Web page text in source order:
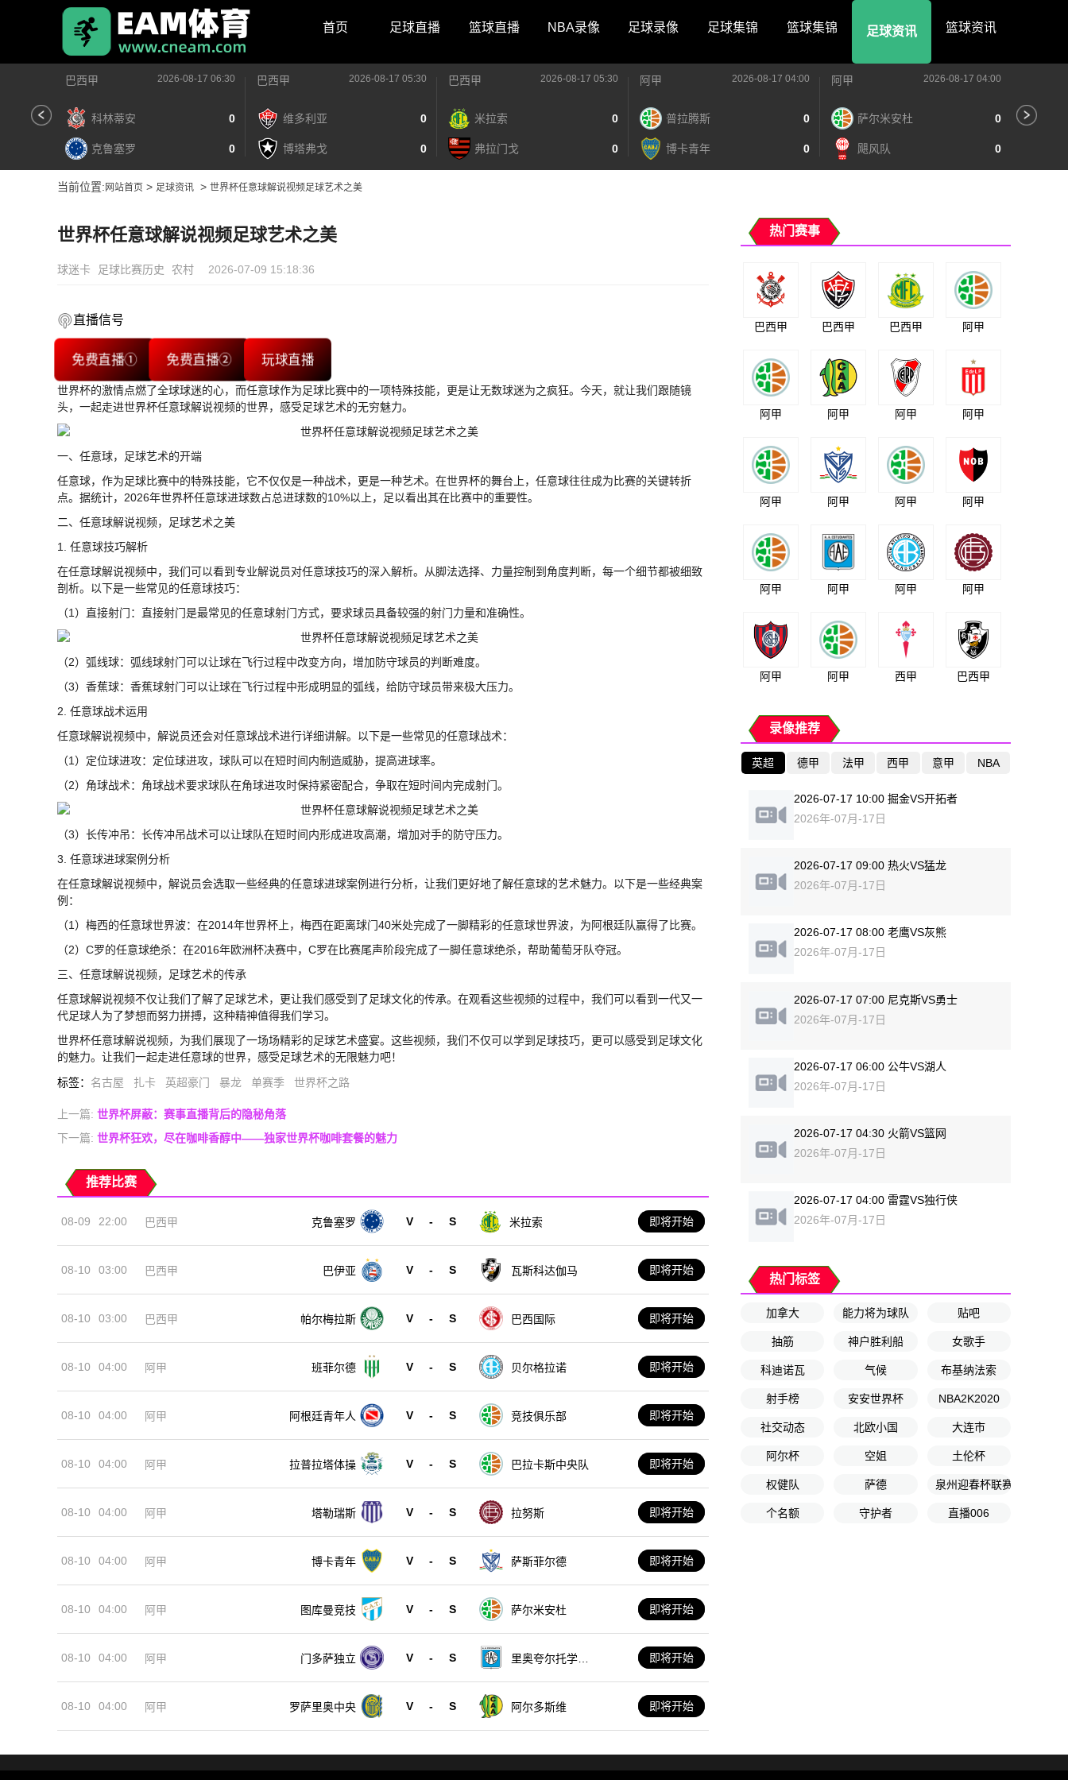
首页 足球直播 篮球直播 NBA录像 足球录像 足球集锦 篮球集锦 足球资讯 篮球资讯
巴西甲 2026-08-17 06:30
科林蒂安 0
克鲁塞罗 0
巴西甲 2026-08-17 05:30
维多利亚 0
博塔弗戈 0
巴西甲 2026-08-17 05:30
米拉索 0
弗拉门戈 0
阿甲 2026-08-17 04:00
普拉腾斯 0
博卡青年 0
阿甲 2026-08-17 04:00
萨尔米安杜 0
飓风队 0
当前位置: 网站首页 > 足球资讯 > 世界杯任意球解说视频足球艺术之美
世界杯任意球解说视频足球艺术之美
球迷卡 足球比赛历史 农村 2026-07-09 15:18:36
直播信号
免费直播① 免费直播② 玩球直播
世界杯的激情点燃了全球球迷的心，而任意球作为足球比赛中的一项特殊技能，更是让无数球迷为之疯狂。今天，就让我们跟随镜
头，一起走进世界杯任意球解说视频的世界，感受足球艺术的无穷魅力。
一、任意球，足球艺术的开端
任意球，作为足球比赛中的特殊技能，它不仅仅是一种战术，更是一种艺术。在世界杯的舞台上，任意球往往成为比赛的关键转折
点。据统计，2026年世界杯任意球进球数占总进球数的10%以上，足以看出其在比赛中的重要性。
二、任意球解说视频，足球艺术之美
1. 任意球技巧解析
在任意球解说视频中，我们可以看到专业解说员对任意球技巧的深入解析。从脚法选择、力量控制到角度判断，每一个细节都被细致
剖析。以下是一些常见的任意球技巧：
（1）直接射门：直接射门是最常见的任意球射门方式，要求球员具备较强的射门力量和准确性。
（2）弧线球：弧线球射门可以让球在飞行过程中改变方向，增加防守球员的判断难度。
（3）香蕉球：香蕉球射门可以让球在飞行过程中形成明显的弧线，给防守球员带来极大压力。
2. 任意球战术运用
任意球解说视频中，解说员还会对任意球战术进行详细讲解。以下是一些常见的任意球战术：
（1）定位球进攻：定位球进攻，球队可以在短时间内制造威胁，提高进球率。
（2）角球战术：角球战术要求球队在角球进攻时保持紧密配合，争取在短时间内完成射门。
（3）长传冲吊：长传冲吊战术可以让球队在短时间内形成进攻高潮，增加对手的防守压力。
3. 任意球进球案例分析
在任意球解说视频中，解说员会选取一些经典的任意球进球案例进行分析，让我们更好地了解任意球的艺术魅力。以下是一些经典案
例：
（1）梅西的任意球世界波：在2014年世界杯上，梅西在距离球门40米处完成了一脚精彩的任意球世界波，为阿根廷队赢得了比赛。
（2）C罗的任意球绝杀：在2016年欧洲杯决赛中，C罗在比赛尾声阶段完成了一脚任意球绝杀，帮助葡萄牙队夺冠。
三、任意球解说视频，足球艺术的传承
任意球解说视频不仅让我们了解了足球艺术，更让我们感受到了足球文化的传承。在观看这些视频的过程中，我们可以看到一代又一
代足球人为了梦想而努力拼搏，这种精神值得我们学习。
世界杯任意球解说视频，为我们展现了一场场精彩的足球艺术盛宴。这些视频，我们不仅可以学到足球技巧，更可以感受到足球文化
的魅力。让我们一起走进任意球的世界，感受足球艺术的无限魅力吧！
标签： 名古屋 扎卡 英超豪门 暴龙 单赛季 世界杯之路
上一篇: 世界杯屏蔽：赛事直播背后的隐秘角落
下一篇: 世界杯狂欢，尽在咖啡香醇中——独家世界杯咖啡套餐的魅力
推荐比赛
08-09 22:00 巴西甲 克鲁塞罗 V - S 米拉索 即将开始
08-10 03:00 巴西甲 巴伊亚 V - S 瓦斯科达伽马 即将开始
08-10 03:00 巴西甲 帕尔梅拉斯 V - S 巴西国际 即将开始
08-10 04:00 阿甲 班菲尔德 V - S 贝尔格拉诺 即将开始
08-10 04:00 阿甲 阿根廷青年人 V - S 竞技俱乐部 即将开始
08-10 04:00 阿甲 拉普拉塔体操 V - S 巴拉卡斯中央队 即将开始
08-10 04:00 阿甲 塔勒瑞斯 V - S 拉努斯 即将开始
08-10 04:00 阿甲 博卡青年 V - S 萨斯菲尔德 即将开始
08-10 04:00 阿甲 图库曼竞技 V - S 萨尔米安杜 即将开始
08-10 04:00 阿甲 门多萨独立 V - S
里奥夸尔托学生
即将开始
08-10 04:00 阿甲 罗萨里奥中央 V - S 阿尔多斯维 即将开始
热门赛事
巴西甲 巴西甲 巴西甲 阿甲
阿甲 阿甲 阿甲 阿甲
阿甲 阿甲 阿甲 阿甲
阿甲 阿甲 阿甲 阿甲
阿甲 阿甲 西甲 巴西甲
录像推荐
英超 德甲 法甲 西甲 意甲 NBA
2026-07-17 10:00 掘金VS开拓者
2026年-07月-17日
2026-07-17 09:00 热火VS猛龙
2026年-07月-17日
2026-07-17 08:00 老鹰VS灰熊
2026年-07月-17日
2026-07-17 07:00 尼克斯VS勇士
2026年-07月-17日
2026-07-17 06:00 公牛VS湖人
2026年-07月-17日
2026-07-17 04:30 火箭VS篮网
2026年-07月-17日
2026-07-17 04:00 雷霆VS独行侠
2026年-07月-17日
热门标签
加拿大 能力将为球队 贴吧
抽筋 神户胜利船 女歌手
科迪诺瓦 气候 布基纳法索
射手榜 安安世界杯 NBA2K2020
社交动态 北欧小国 大连市
阿尔杯 空姐 土伦杯
权健队 萨德 泉州迎春杯联赛第1轮
个名额 守护者 直播006